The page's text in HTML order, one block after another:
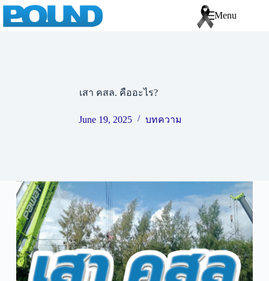
Menu
เสา คสล. คืออะไร?
June 19, 2025 บทความ